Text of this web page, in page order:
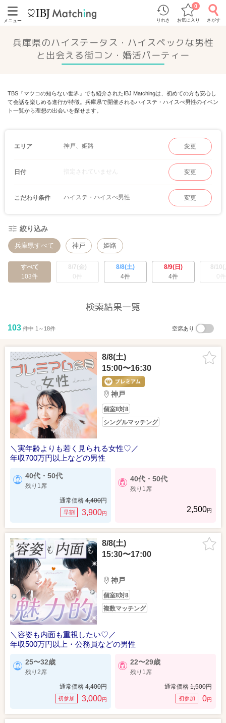
メニュー りれき お気に入り
0
さがす
兵庫県のハイステータス・ハイスペックな男性
と出会える街コン・婚活パーティー
TBS『マツコの知らない世界』でも紹介されたIBJ Matchingは、初めての方も安心し
て会話を楽しめる進行が特徴。兵庫県で開催されるハイステ・ハイスぺ男性のイベン
ト一覧から理想の出会いを探せます。
エリア 神戸、姫路 変更
日付 指定されていません 変更
こだわり条件 ハイステ・ハイスぺ男性 変更
絞り込み
兵庫県すべて 神戸 姫路
すべて
103件
8/7(金)
0件
8/8(土)
4件
8/9(日)
4件
8/10(
0件
検索結果一覧
103 件中 1～18件 空席あり
8/8(土)
15:00〜16:30
神戸
個室8対8
シングルマッチング
＼実年齢よりも若く見られる女性♡／
年収700万円以上などの男性
40代・50代
残り1席
通常価格 4,400円
早割 3,900円
40代・50代
残り1席
2,500円
8/8(土)
15:30〜17:00
神戸
個室8対8
複数マッチング
＼容姿も内面も重視したい♡／
年収500万円以上・公務員などの男性
25〜32歳
残り2席
通常価格 4,400円
初参加 3,000円
22〜29歳
残り1席
通常価格 1,500円
初参加 0円